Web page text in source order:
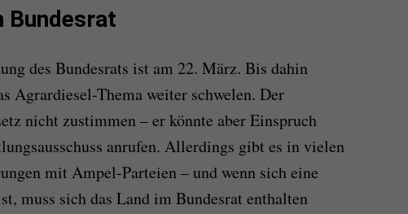
Bundesrat
des Bundesrats ist am 22. März. Bis dahin
Agrardiesel-Thema weiter schwelen. Der
nicht zustimmen – er könnte aber Einspruch
anrufen. Allerdings gibt es in vielen
mit Ampel-Parteien – und wenn sich eine
muss sich das Land im Bundesrat enthalten